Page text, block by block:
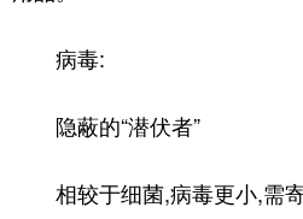
病毒:
隐蔽的“潜伏者”
相较于细菌,病毒更小,需